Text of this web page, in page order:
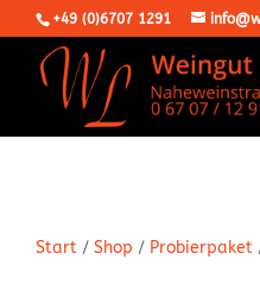
+49 (0)6707 1291
Start /Shop / Probierpaket